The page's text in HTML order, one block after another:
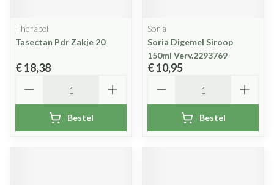
Therabel
Tasectan Pdr Zakje 20
€ 18,38
Bestel
Soria
Soria Digemel Siroop
150ml Verv.2293769
€ 10,95
Bestel